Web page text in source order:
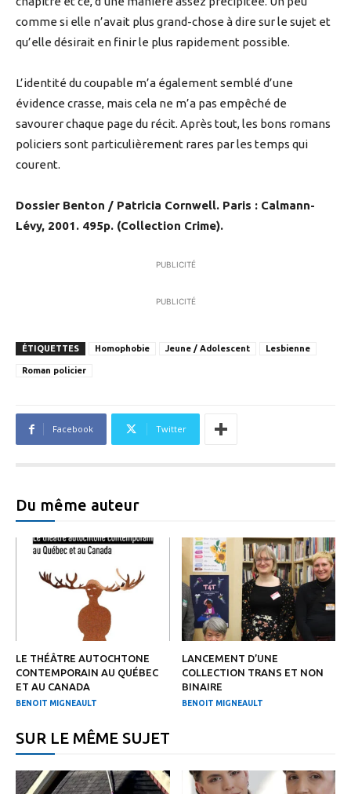
comme si elle n’avait plus grand-chose à dire sur le sujet et
qu’elle désirait en finir le plus rapidement possible.
L’identité du coupable m’a également semblé d’une
évidence crasse, mais cela ne m’a pas empêché de
savourer chaque page du récit. Après tout, les bons romans
policiers sont particulièrement rares par les temps qui
courent.
Dossier Benton / Patricia Cornwell. Paris : Calmann-
Lévy, 2001. 495p. (Collection Crime).
PUBLICITÉ
PUBLICITÉ
ÉTIQUETTES Homophobie Jeune / Adolescent Lesbienne
Roman policier
Facebook Twitter
Du même auteur
LE THÉÂTRE AUTOCHTONE
CONTEMPORAIN AU QUÉBEC
ET AU CANADA
BENOIT MIGNEAULT
LANCEMENT D’UNE
COLLECTION TRANS ET NON
BINAIRE
BENOIT MIGNEAULT
SUR LE MÊME SUJET